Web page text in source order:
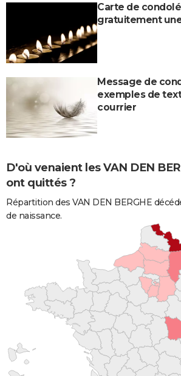
Carte de
gratuitement
Message de
exemples de
courrier
D'où venaient les VAN DEN
ont quittés ?
Répartition des VAN DEN BERGHE
de naissance.